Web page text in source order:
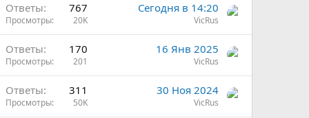
Ответы 767
Просмотры 20K
Сегодня в 14:20
VicRus
Ответы 170
Просмотры 201
16 Янв 2025
VicRus
Ответы 311
Просмотры 50K
30 Ноя 2024
VicRus